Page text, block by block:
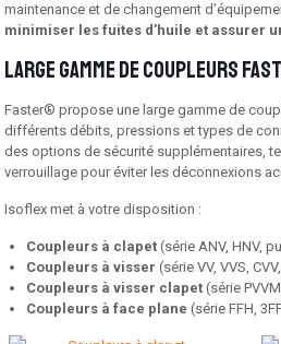
maintenance et de changement
minimiser les fuites d’huile et assurer
Large gamme de coupleurs
Faster® propose une large gamme de
différents débits, pressions et types de
des options de sécurité supplémentaires,
verrouillage pour éviter les déconnexions
Isoflex met à votre disposition :
Coupleurs à clapet (série ANV, HNV,
Coupleurs à visser (série VV, VVS,
Coupleurs à visser clapet (série
Coupleurs à face plane (série FFH,